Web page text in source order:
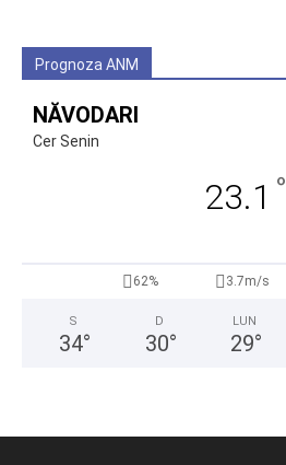
Prognoza ANM
NĂVODARI
Cer Senin
23.1 °
62% 3.7m/s
S
34°
D
30°
LUN
29°